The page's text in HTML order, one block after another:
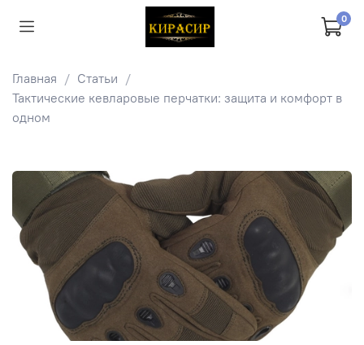
0
Главная
Статьи
Тактические кевларовые перчатки: защита и комфорт в
одном